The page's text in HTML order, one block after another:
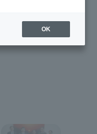
#Research
OK